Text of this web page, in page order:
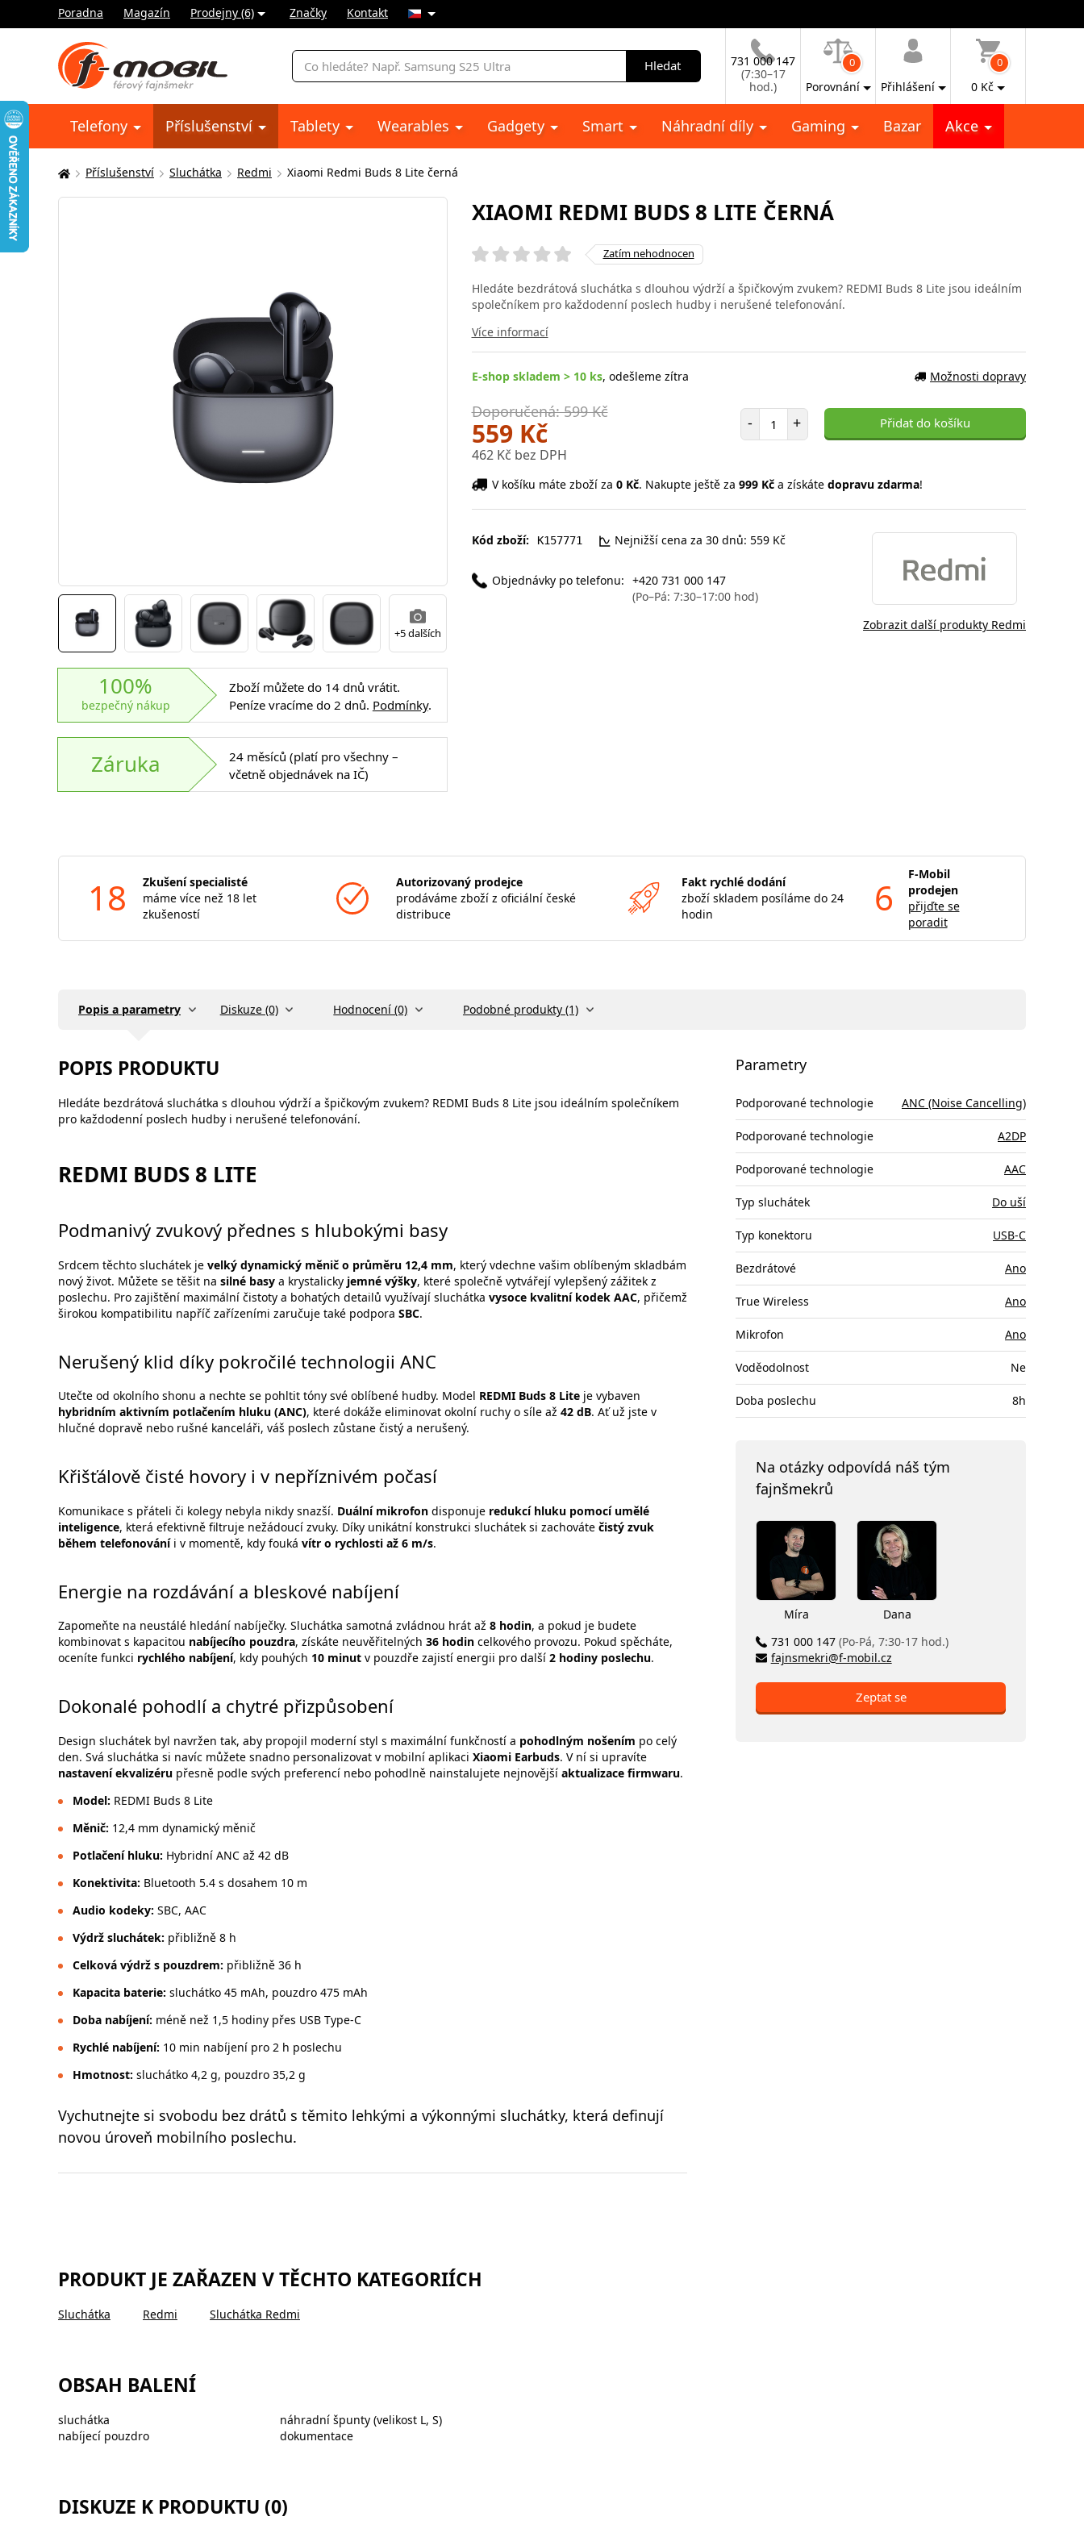
Poradna Magazín Prodejny (6) Značky Kontakt
Vyhledávání
Hledat
731 000 147
(7:30–17
hod.)
0
Porovnání Přihlášení
0
0 Kč
Telefony Příslušenství Tablety Wearables Gadgety Smart Náhradní díly Gaming Bazar Akce
Zde
se
Příslušenství Sluchátka Redmi Xiaomi Redmi Buds 8 Lite černá
+5 dalších
100%
bezpečný nákup
Zboží můžete do 14 dnů vrátit.
Peníze vracíme do 2 dnů. Podmínky.
Záruka
24 měsíců (platí pro všechny –
včetně objednávek na IČ)
XIAOMI REDMI BUDS 8 LITE ČERNÁ
Zatím nehodnocen
Hledáte bezdrátová sluchátka s dlouhou výdrží a špičkovým zvukem? REDMI Buds 8 Lite jsou ideálním
společníkem pro každodenní poslech hudby i nerušené telefonování.
Více informací
E-shop skladem > 10 ks, odešleme zítra Možnosti dopravy
Doporučená: 599 Kč
559 Kč
462 Kč bez DPH
- Počet položek
+ Přidat do košíku
V košíku máte zboží za 0 Kč. Nakupte ještě za 999 Kča získáte dopravu zdarma!
Kód zboží: K157771 Nejnižší cena za 30 dnů: 559 Kč
Objednávky po telefonu: +420 731 000 147
(Po–Pá: 7:30–17:00 hod)
Zobrazit další produkty Redmi
18
Zkušení specialisté
máme více než 18 let
zkušeností
Autorizovaný prodejce
prodáváme zboží z oficiální české
distribuce
Fakt rychlé dodání
zboží skladem posíláme do 24
hodin
6
F-Mobil
prodejen
přijďte se
poradit
Popis a parametry Diskuze (0) Hodnocení (0) Podobné produkty (1)
POPIS PRODUKTU
Hledáte bezdrátová sluchátka s dlouhou výdrží a špičkovým zvukem? REDMI Buds 8 Lite jsou ideálním společníkem
pro každodenní poslech hudby i nerušené telefonování.
REDMI BUDS 8 LITE
Podmanivý zvukový přednes s hlubokými basy
Srdcem těchto sluchátek je velký dynamický měnič o průměru 12,4 mm, který vdechne vašim oblíbeným skladbám
nový život. Můžete se těšit na silné basy a krystalicky jemné výšky, které společně vytvářejí vylepšený zážitek z
poslechu. Pro zajištění maximální čistoty a bohatých detailů využívají sluchátka vysoce kvalitní kodek AAC, přičemž
širokou kompatibilitu napříč zařízeními zaručuje také podpora SBC.
Nerušený klid díky pokročilé technologii ANC
Utečte od okolního shonu a nechte se pohltit tóny své oblíbené hudby. Model REDMI Buds 8 Lite je vybaven
hybridním aktivním potlačením hluku (ANC), které dokáže eliminovat okolní ruchy o síle až 42 dB. Ať už jste v
hlučné dopravě nebo rušné kanceláři, váš poslech zůstane čistý a nerušený.
Křišťálově čisté hovory i v nepříznivém počasí
Komunikace s přáteli či kolegy nebyla nikdy snazší. Duální mikrofon disponuje redukcí hluku pomocí umělé
inteligence, která efektivně filtruje nežádoucí zvuky. Díky unikátní konstrukci sluchátek si zachováte čistý zvuk
během telefonováníi v momentě, kdy fouká vítr o rychlosti až 6 m/s.
Energie na rozdávání a bleskové nabíjení
Zapomeňte na neustálé hledání nabíječky. Sluchátka samotná zvládnou hrát až 8 hodin, a pokud je budete
kombinovat s kapacitou nabíjecího pouzdra, získáte neuvěřitelných 36 hodin celkového provozu. Pokud spěcháte,
oceníte funkci rychlého nabíjení, kdy pouhých 10 minut v pouzdře zajistí energii pro další 2 hodiny poslechu.
Dokonalé pohodlí a chytré přizpůsobení
Design sluchátek byl navržen tak, aby propojil moderní styl s maximální funkčností a pohodlným nošením po celý
den. Svá sluchátka si navíc můžete snadno personalizovat v mobilní aplikaci Xiaomi Earbuds. V ní si upravíte
nastavení ekvalizéru přesně podle svých preferencí nebo pohodlně nainstalujete nejnovější aktualizace firmwaru.
Model: REDMI Buds 8 Lite
Měnič: 12,4 mm dynamický měnič
Potlačení hluku: Hybridní ANC až 42 dB
Konektivita: Bluetooth 5.4 s dosahem 10 m
Audio kodeky: SBC, AAC
Výdrž sluchátek: přibližně 8 h
Celková výdrž s pouzdrem: přibližně 36 h
Kapacita baterie: sluchátko 45 mAh, pouzdro 475 mAh
Doba nabíjení: méně než 1,5 hodiny přes USB Type-C
Rychlé nabíjení: 10 min nabíjení pro 2 h poslechu
Hmotnost: sluchátko 4,2 g, pouzdro 35,2 g
Vychutnejte si svobodu bez drátů s těmito lehkými a výkonnými sluchátky, která definují
novou úroveň mobilního poslechu.
PRODUKT JE ZAŘAZEN V TĚCHTO KATEGORIÍCH
Sluchátka Redmi Sluchátka Redmi
OBSAH BALENÍ
sluchátka
nabíjecí pouzdro
náhradní špunty (velikost L, S)
dokumentace
DISKUZE K PRODUKTU (0)
Parametry
Podporované technologie ANC (Noise Cancelling)
Podporované technologie A2DP
Podporované technologie AAC
Typ sluchátek Do uší
Typ konektoru USB-C
Bezdrátové Ano
True Wireless Ano
Mikrofon Ano
Voděodolnost Ne
Doba poslechu 8h
Na otázky odpovídá náš tým
fajnšmekrů
Míra
Dana
731 000 147 (Po-Pá, 7:30-17 hod.)
fajnsmekri@f-mobil.cz
Zeptat se